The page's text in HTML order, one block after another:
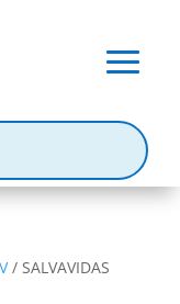
/ SALVAVIDAS